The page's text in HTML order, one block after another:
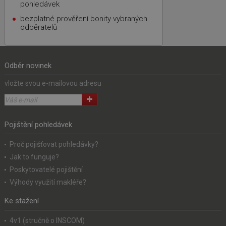
pohledávek
bezplatné prověření bonity vybraných
odběratelů
Odběr novinek
vložte svou e-mailovou adresu
Pojištění pohledávek
Proč pojišťovat pohledávky?
Jak to funguje?
Poskytovatelé pojištění
Výhody využití makléře?
Ke stažení
4v1 (stručně o INSCOM)